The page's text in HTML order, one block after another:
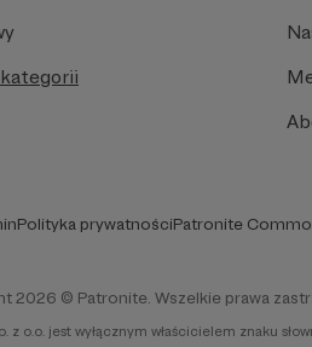
Polityka prywatnościPatronite
2026 © Patronite. Wszelkie prawa
z o.o. jest wyłącznym właścicielem znaku